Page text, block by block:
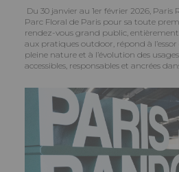
Du 30 janvier au 1er février 2026, Paris
Parc Floral de Paris pour sa toute
rendez-vous grand public,
aux pratiques outdoor, répond à
pleine nature et à l’évolution des
accessibles, responsables et ancrées